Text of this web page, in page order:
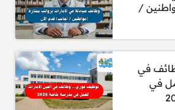
في التمريض.
لا تقل عن سنتين في غسيل الكلى.
إضغط هنا.
/
في
في